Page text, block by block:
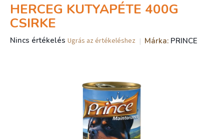
HERCEG KUTYAPÉTE 400G
CSIRKE
A
Nincs értékelés Ugrás az értékeléshez Márka: PRINCE